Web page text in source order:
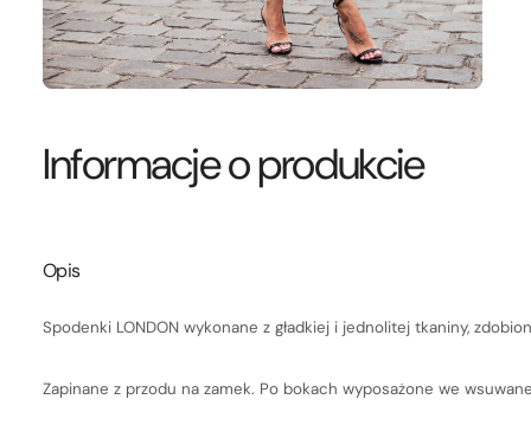
Informacje o produkcie
Opis
Spodenki LONDON wykonane z gładkiej i jednolitej tkaniny,
Zapinane z przodu na zamek. Po bokach wyposażone we